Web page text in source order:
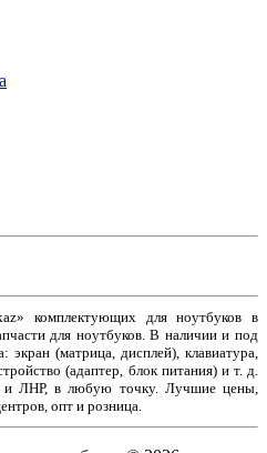
комплектующих для ноутбуков в
для ноутбуков. В наличии и под
экран (матрица, дисплей), клавиатура,
(адаптер, блок питания) и т. д.
и ЛНР, в любую точку. Лучшие цены,
опт и розница.